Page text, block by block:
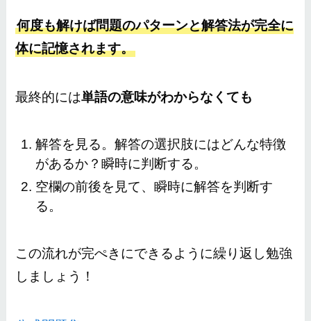
何度も解けば問題のパターンと解答法が完全に
体に記憶されます。
最終的には単語の意味がわからなくても
解答を見る。解答の選択肢にはどんな特徴
があるか？瞬時に判断する。
空欄の前後を見て、瞬時に解答を判断す
る。
この流れが完ぺきにできるように繰り返し勉強
しましょう！